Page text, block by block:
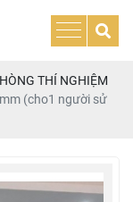
THÍ NGHIỆM
(cho1 người sử